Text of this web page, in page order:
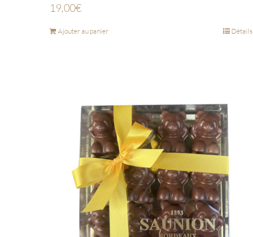
19,00€
Ajouter au panier Détails